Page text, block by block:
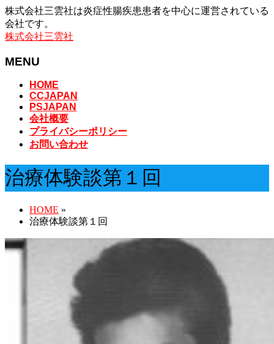
株式会社三雲社は炎症性腸疾患患者を中心に運営されている
会社です。
株式会社三雲社
MENU
ば
す
HOME
CCJAPAN
PSJAPAN
会社概要
プライバシーポリシー
お問い合わせ
治療体験談第１回
HOME »
治療体験談第１回